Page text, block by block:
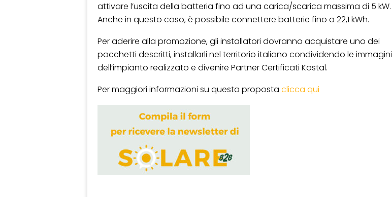
attivare l’uscita della batteria fino ad una carica/scarica massima di 5 kW.
Anche in questo caso, è possibile connettere batterie fino a 22,1 kWh.
Per aderire alla promozione, gli installatori dovranno acquistare uno dei
pacchetti descritti, installarli nel territorio italiano condividendo le immagini
dell’impianto realizzato e divenire Partner Certificati Kostal.
Per maggiori informazioni su questa proposta clicca qui